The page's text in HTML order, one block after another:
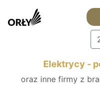
Elektrycy -
oraz inne firmy z